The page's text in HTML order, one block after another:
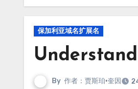
保加利亚域名扩展名
By 作者：贾斯珀·奎因